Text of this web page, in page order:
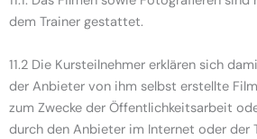
dem Trainer gestattet.
11.2 Die Kursteilnehmer erklären sich
der Anbieter von ihm selbst erstellte
zum Zwecke der Öffentlichkeitsarbeit
durch den Anbieter im Internet oder der